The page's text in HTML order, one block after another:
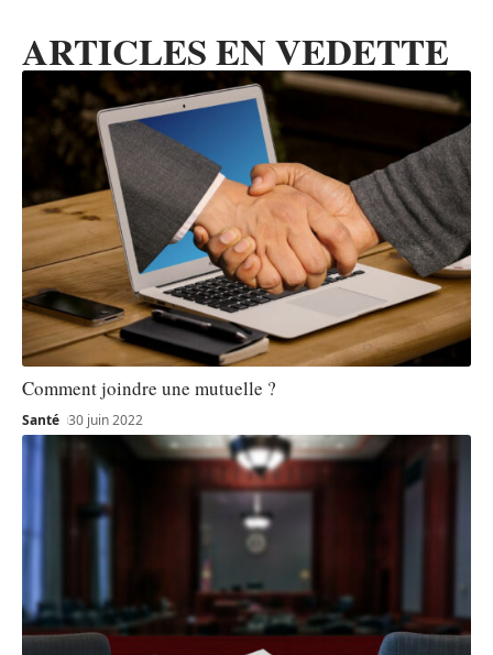
ARTICLES EN VEDETTE
Comment joindre une mutuelle ?
Santé 30 juin 2022